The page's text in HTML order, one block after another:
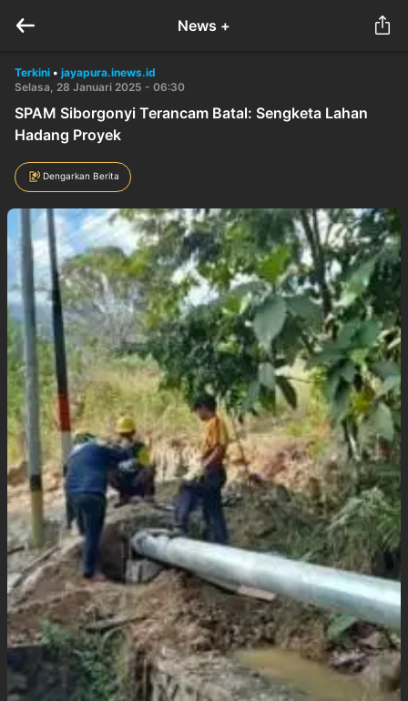
News +
Terkini • jayapura.inews.id
Selasa, 28 Januari 2025 - 06:30
SPAM Siborgonyi Terancam Batal: Sengketa Lahan
Hadang Proyek
Dengarkan Berita